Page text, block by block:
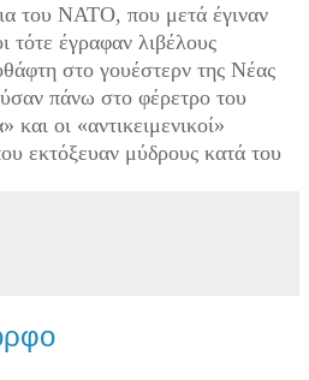
του ΝΑΤΟ, που μετά έγιναν
έγραφαν λιβέλους
στο γουέστερν της Νέας
πάνω στο φέρετρο του
οι «αντικειμενικοί»
εκτόξευαν μύδρους κατά του